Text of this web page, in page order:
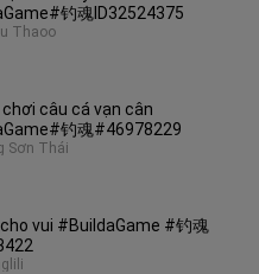
钓魂ID32524375
Thaoo
câu cá vạn cân
钓魂#46978229
Sơn Thái
vui #BuildaGame #钓魂